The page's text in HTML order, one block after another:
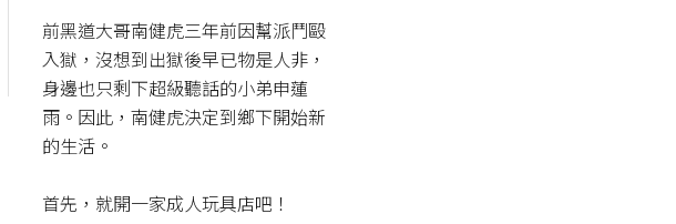
前黑道大哥南健虎三年前因幫派鬥毆
入獄，沒想到出獄後早已物是人非，
身邊也只剩下超級聽話的小弟申蓮
雨。因此，南健虎決定到鄉下開始新
的生活。
首先，就開一家成人玩具店吧！